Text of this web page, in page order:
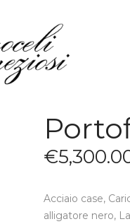
€5,300.
Acciaio case,
alligatore nero,